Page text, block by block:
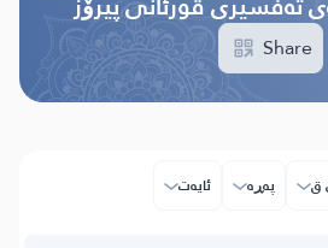
Share
ق پەڕە ئایه‌ت